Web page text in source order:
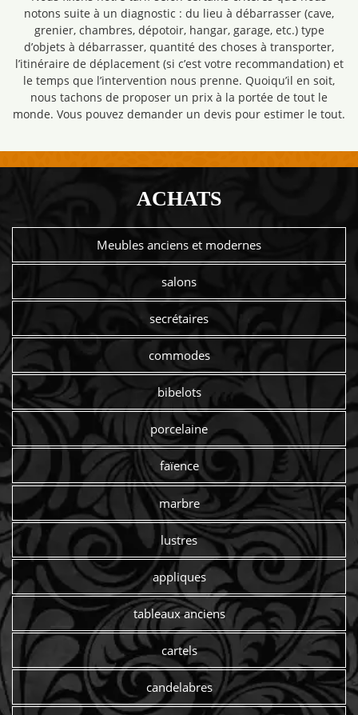
notons suite à un diagnostic : du lieu à débarrasser (cave,
grenier, chambres, dépotoir, hangar, garage, etc.) type
d’objets à débarrasser, quantité des choses à transporter,
l’itinéraire de déplacement (si c’est votre recommandation) et
le temps que l’intervention nous prenne. Quoiqu’il en soit,
nous tachons de proposer un prix à la portée de tout le
monde. Vous pouvez demander un devis pour estimer le tout.
ACHATS
Meubles anciens et modernes
salons
secrétaires
commodes
bibelots
porcelaine
faïence
marbre
lustres
appliques
tableaux anciens
cartels
candelabres